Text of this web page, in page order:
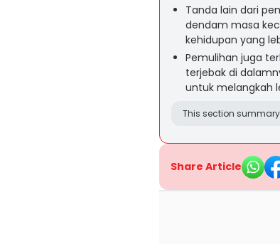
Tanda lain dari
dendam masa
kehidupan yang
Pemulihan juga
terjebak di
untuk melangkah
This section
Share Article